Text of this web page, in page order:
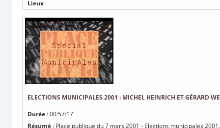
Lieux :
ELECTIONS MUNICIPALES 2001 : MICHEL HEINRICH ET GÉRARD
Durée : 00:57:17
Résumé : Place publique du 7 mars 2001 - Elections municipales